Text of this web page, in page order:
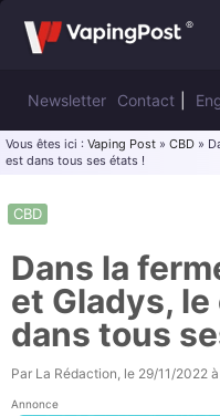
Newsletter Contact
Vous êtes ici : Vaping Post » CBD »
est dans tous ses états !
CBD
Dans la
et Gladys,
dans tous
Par La Rédaction, le 29/11/2022
Annonce